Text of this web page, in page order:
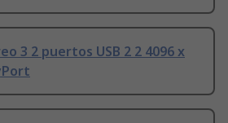
3 2 puertos USB 2 2 4096 x